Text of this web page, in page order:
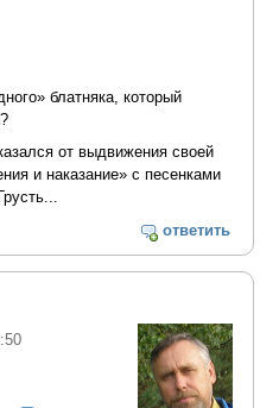
блатняка, который
от выдвижения своей
и наказание» с песенками
ответить